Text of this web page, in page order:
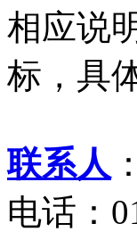
相应说
标，具
联系人
电话：